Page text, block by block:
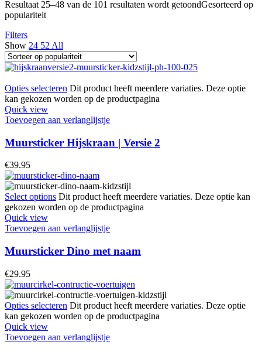
Resultaat 25–48 van de 101 resultaten wordt getoondGesorteerd op
populariteit
Filters
Show 24 52 All
Opties selecteren Dit product heeft meerdere variaties. Deze optie
kan gekozen worden op de productpagina
Quick view
Toevoegen aan verlanglijstje
Muursticker Hijskraan | Versie 2
€39.95
Select options Dit product heeft meerdere variaties. Deze optie kan
gekozen worden op de productpagina
Quick view
Toevoegen aan verlanglijstje
Muursticker Dino met naam
€29.95
Opties selecteren Dit product heeft meerdere variaties. Deze optie
kan gekozen worden op de productpagina
Quick view
Toevoegen aan verlanglijstje